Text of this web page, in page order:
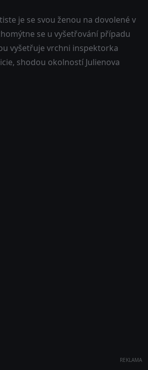
je se svou ženou na dovolené v
se u vyšetřování případu
vyšetřuje vrchni inspektorka
shodou okolností Julienova
REKLAMA